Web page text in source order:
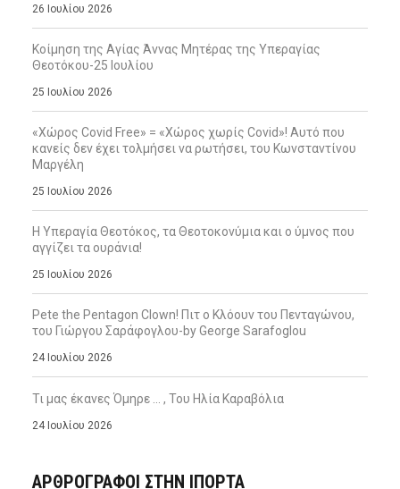
26 Ιουλίου 2026
Κοίμηση της Αγίας Άννας Μητέρας της Υπεραγίας
Θεοτόκου-25 Ιουλίου
25 Ιουλίου 2026
«Χώρος Covid Free» = «Χώρος χωρίς Covid»! Αυτό που
κανείς δεν έχει τολμήσει να ρωτήσει, του Κωνσταντίνου
Μαργέλη
25 Ιουλίου 2026
Η Υπεραγία Θεοτόκος, τα Θεοτοκονύμια και ο ύμνος που
αγγίζει τα ουράνια!
25 Ιουλίου 2026
Pete the Pentagon Clown! Πιτ ο Κλόουν του Πενταγώνου,
του Γιώργου Σαράφογλου-by George Sarafoglou
24 Ιουλίου 2026
Τι μας έκανες Όμηρε … , Του Ηλία Καραβόλια
24 Ιουλίου 2026
ΑΡΘΡΟΓΡΑΦΟΙ ΣΤΗΝ IΠΟΡΤΑ